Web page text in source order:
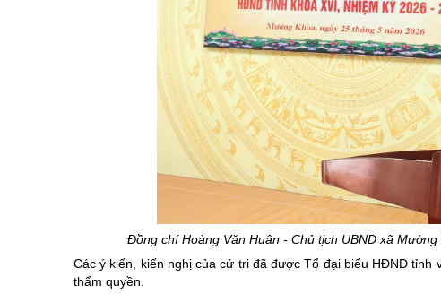
Đồng chí Hoàng Văn Huân - Chủ tịch UBND xã
Các ý kiến, kiến nghị của cử tri đã được Tổ đại biểu HĐND
thẩm quyền.